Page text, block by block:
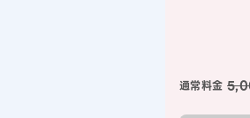
通常料金